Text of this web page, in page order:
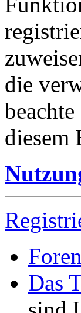
die
diesem
Das